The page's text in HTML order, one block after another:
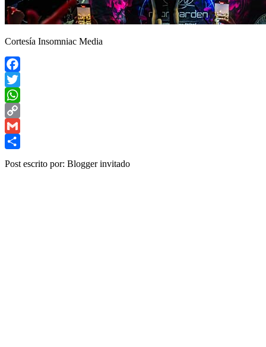
Cortesía Insomniac Media
Facebook
Twitter
WhatsApp
Copy
Link
Gmail
Post escrito por: Blogger invitado